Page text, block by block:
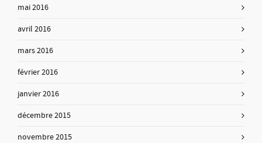
mai 2016
avril 2016
mars 2016
février 2016
janvier 2016
décembre 2015
novembre 2015